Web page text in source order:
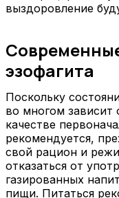
выздоровление
эзофагита
Поскольку
во многом зависит
качестве
рекомендуется,
свой рацион и
отказаться от
газированных
пищи. Питаться